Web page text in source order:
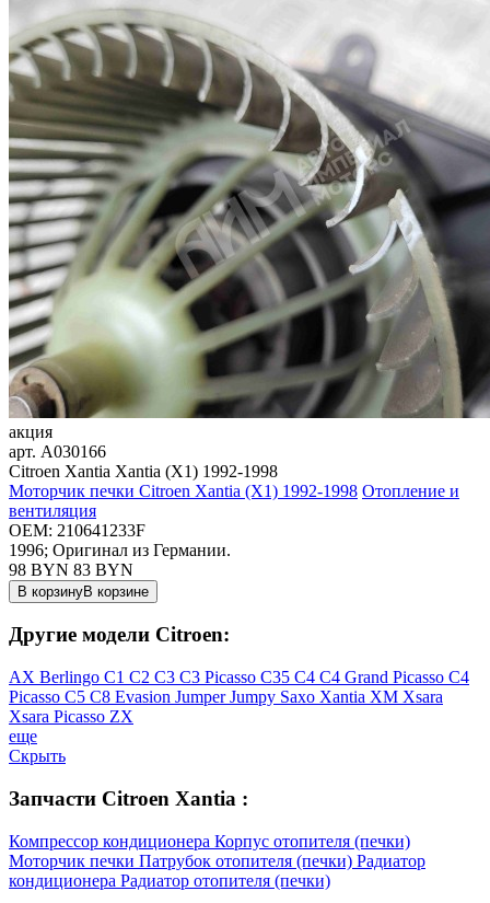
акция
арт. A030166
Citroen Xantia Xantia (X1) 1992-1998
Моторчик печки Citroen Xantia (X1) 1992-1998 Отопление и
вентиляция
OEM: 210641233F
1996; Оригинал из Германии.
98 BYN 83 BYN
В корзинуВ корзине
Другие модели Citroen:
AX Berlingo C1 C2 C3 C3 Picasso C35 C4 C4 Grand Picasso C4
Picasso C5 C8 Evasion JumperJumpy Saxo Xantia XM Xsara
Xsara Picasso ZX
еще
Скрыть
Запчасти Citroen Xantia :
Компрессор кондиционера Корпус отопителя (печки)
Моторчик печки Патрубок отопителя (печки) Радиатор
кондиционера Радиатор отопителя (печки)